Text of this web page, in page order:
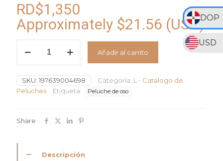
DOP
USD
RD$1,350
Approximately $21.56 (USD)
Oso
pulgadas
cantidad
Añadir al carrito
SKU: 197639004698 Categoría: L - Catalogo de
Peluches
Etiqueta: Peluche de oso
Share
Descripción